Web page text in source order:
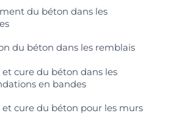
du béton dans les
du béton dans les remblais
cure du béton dans les
en bandes
et cure du béton pour les murs